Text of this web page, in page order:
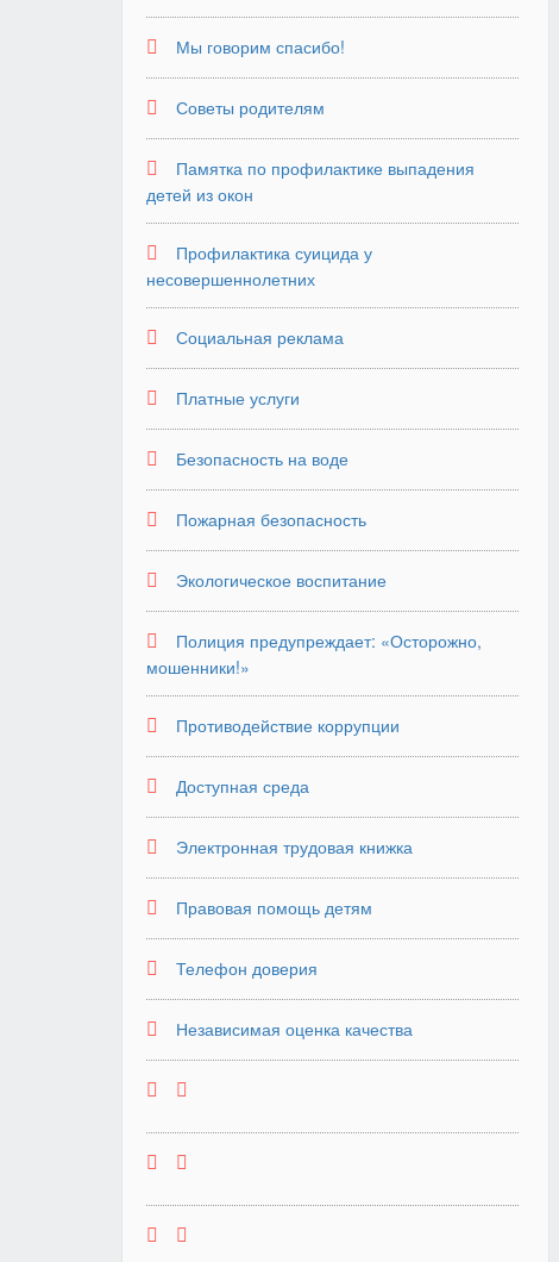
Мы говорим спасибо!
Советы родителям
Памятка по профилактике выпадения
детей из окон
Профилактика суицида у
несовершеннолетних
Социальная реклама
Платные услуги
Безопасность на воде
Пожарная безопасность
Экологическое воспитание
Полиция предупреждает: «Осторожно,
мошенники!»
Противодействие коррупции
Доступная среда
Электронная трудовая книжка
Правовая помощь детям
Телефон доверия
Независимая оценка качества